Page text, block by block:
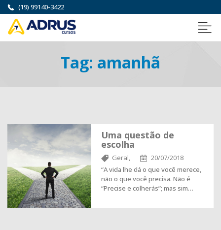
(19) 99140-3422
Tag: amanhã
Uma questão de
escolha
Geral,
20/07/2018
“A vida lhe dá o que você merece,
não o que você precisa. Não é
“Precise e colherás”; mas sim…